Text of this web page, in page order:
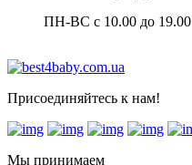
ПН-ВС с 10.00 до 19.00
Присоединяйтесь к нам!
Мы принимаем